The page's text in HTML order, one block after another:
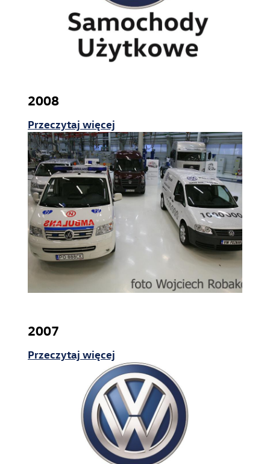
2008
Przeczytaj więcej
2007
Przeczytaj więcej